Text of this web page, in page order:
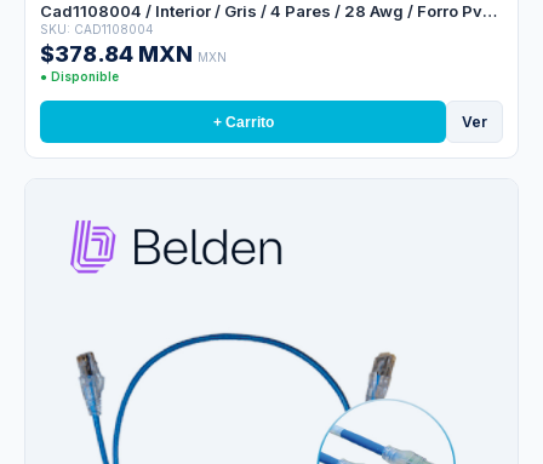
Cad1108004 / Interior / Gris / 4 Pares / 28 Awg / Forro Pvc /
Cmr / 4 Pies 1.2 Metros
SKU: CAD1108004
$378.84 MXN MXN
● Disponible
+ Carrito Ver